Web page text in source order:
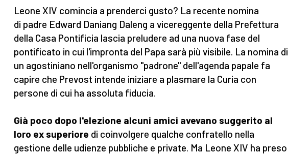
Leone XIV comincia a prenderci gusto? La recente nomina
di padre Edward Daniang Daleng a vicereggente della Prefettura
della Casa Pontificia lascia preludere ad una nuova fase del
pontificato in cui l'impronta del Papa sarà più visibile. La nomina di
un agostiniano nell'organismo "padrone" dell'agenda papale fa
capire che Prevost intende iniziare a plasmare la Curia con
persone di cui ha assoluta fiducia.
Già poco dopo l'elezione alcuni amici avevano suggerito al
loro ex superiore di coinvolgere qualche confratello nella
gestione delle udienze pubbliche e private. Ma Leone XIV ha preso